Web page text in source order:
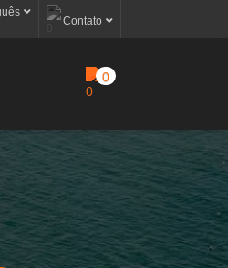
Contato
0